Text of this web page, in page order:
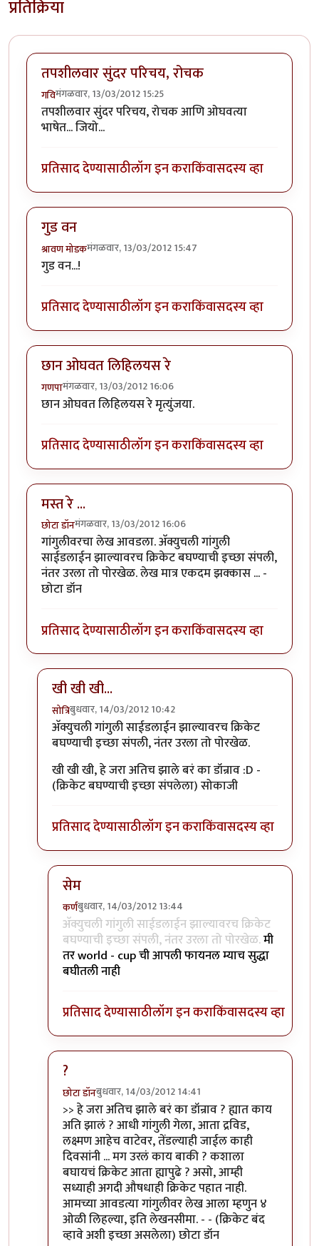
प्रतिक्रिया
तपशीलवार सुंदर परिचय, रोचक
गविमंगळवार, 13/03/2012 15:25
तपशीलवार सुंदर परिचय, रोचक आणि ओघवत्या
भाषेत... जियो...
प्रतिसाद देण्यासाठीलॉग इन कराकिंवासदस्य व्हा
गुड वन
श्रावण मोडकमंगळवार, 13/03/2012 15:47
गुड वन...!
प्रतिसाद देण्यासाठीलॉग इन कराकिंवासदस्य व्हा
छान ओघवत लिहिलयस रे
गणपामंगळवार, 13/03/2012 16:06
छान ओघवत लिहिलयस रे मृत्युंजया.
प्रतिसाद देण्यासाठीलॉग इन कराकिंवासदस्य व्हा
मस्त रे ...
छोटा डॉनमंगळवार, 13/03/2012 16:06
गांगुलीवरचा लेख आवडला. अ‍ॅक्युचली गांगुली
साईडलाईन झाल्यावरच क्रिकेट बघण्याची इच्छा संपली,
नंतर उरला तो पोरखेळ. लेख मात्र एकदम झक्कास ... -
छोटा डॉन
प्रतिसाद देण्यासाठीलॉग इन कराकिंवासदस्य व्हा
खी खी खी...
सोत्रिबुधवार, 14/03/2012 10:42
In reply toमस्त रे ...byछोटा डॉन
अ‍ॅक्युचली गांगुली साईडलाईन झाल्यावरच क्रिकेट
बघण्याची इच्छा संपली, नंतर उरला तो पोरखेळ.
खी खी खी, हे जरा अतिच झाले बरं का डॉन्राव :D -
(क्रिकेट बघण्याची इच्छा संपलेला) सोकाजी
प्रतिसाद देण्यासाठीलॉग इन कराकिंवासदस्य व्हा
सेम
कर्णबुधवार, 14/03/2012 13:44
In reply toखी खी खी...byसोत्रि
अ‍ॅक्युचली गांगुली साईडलाईन झाल्यावरच क्रिकेट
बघण्याची इच्छा संपली, नंतर उरला तो पोरखेळ.मी
तर world - cup ची आपली फायनल म्याच सुद्धा
बघीतली नाही
प्रतिसाद देण्यासाठीलॉग इन कराकिंवासदस्य व्हा
?
छोटा डॉनबुधवार, 14/03/2012 14:41
In reply toखी खी खी...byसोत्रि
>> हे जरा अतिच झाले बरं का डॉन्राव ? ह्यात काय
अति झालं ? आधी गांगुली गेला, आता द्रविड,
लक्ष्मण आहेच वाटेवर, तेंडल्याही जाईल काही
दिवसांनी ... मग उरलं काय बाकी ? कशाला
बघायचं क्रिकेट आता ह्यापुढे ? असो, आम्ही
सध्याही अगदी औषधाही क्रिकेट पहात नाही.
आमच्या आवडत्या गांगुलीवर लेख आला म्हणुन ४
ओळी लिहल्या, इति लेखनसीमा. - - (क्रिकेट बंद
व्हावे अशी इच्छा असलेला) छोटा डॉन